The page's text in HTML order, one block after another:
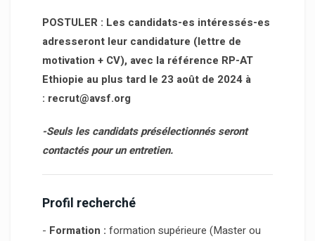
POSTULER : Les candidats-es intéressés-es
adresseront leur candidature (lettre de
motivation + CV), avec la référence RP-AT
Ethiopie au plus tard le 23 août de 2024 à
: recrut@avsf.org
-Seuls les candidats présélectionnés seront
contactés pour un entretien.
Profil recherché
- Formation : formation supérieure (Master ou